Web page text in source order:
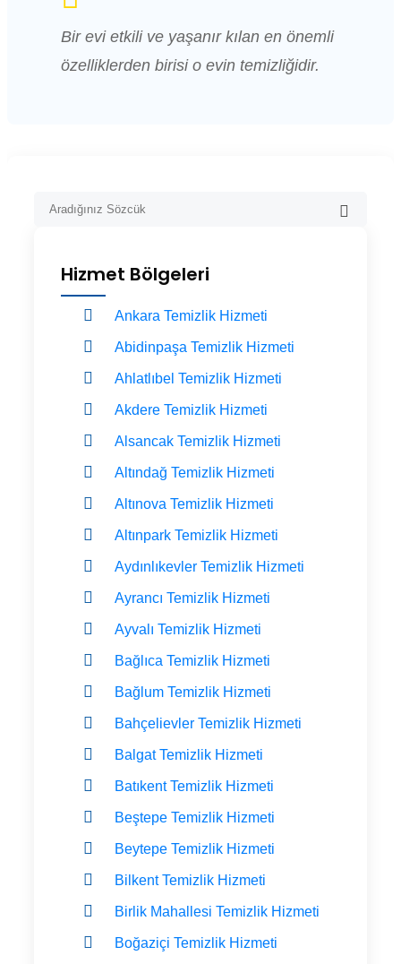
Bir evi etkili ve yaşanır kılan en önemli
özelliklerden birisi o evin temizliğidir.
Hizmet Bölgeleri
Ankara Temizlik Hizmeti
Abidinpaşa Temizlik Hizmeti
Ahlatlıbel Temizlik Hizmeti
Akdere Temizlik Hizmeti
Alsancak Temizlik Hizmeti
Altındağ Temizlik Hizmeti
Altınova Temizlik Hizmeti
Altınpark Temizlik Hizmeti
Aydınlıkevler Temizlik Hizmeti
Ayrancı Temizlik Hizmeti
Ayvalı Temizlik Hizmeti
Bağlıca Temizlik Hizmeti
Bağlum Temizlik Hizmeti
Bahçelievler Temizlik Hizmeti
Balgat Temizlik Hizmeti
Batıkent Temizlik Hizmeti
Beştepe Temizlik Hizmeti
Beytepe Temizlik Hizmeti
Bilkent Temizlik Hizmeti
Birlik Mahallesi Temizlik Hizmeti
Boğaziçi Temizlik Hizmeti